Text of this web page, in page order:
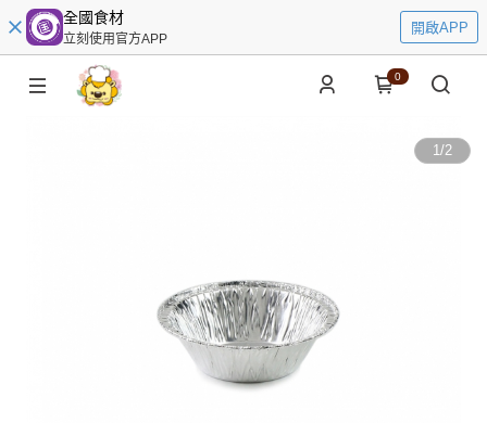
全國食材
立刻使用官方APP
開啟APP
0
1/2